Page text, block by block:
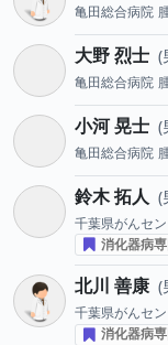
亀田総合病院
大野 烈士
亀田総合病院
小河 晃士
亀田総合病院
鈴木 拓人
千葉県がんセ
消化器病
北川 善康
千葉県がんセ
消化器病